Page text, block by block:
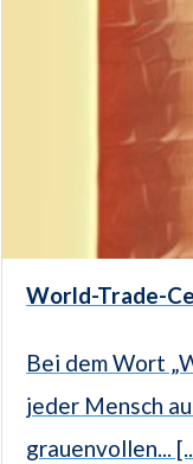
World-Trade-
Bei dem Wort
jeder Mensch
grauenvollen...